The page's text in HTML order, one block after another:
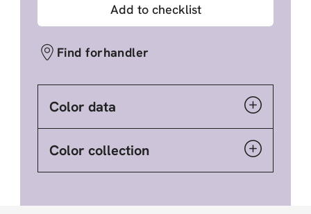
Add to checklist
Find forhandler
Color data
Color collection